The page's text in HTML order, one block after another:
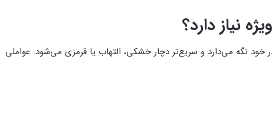
نیاز دارد؟
نگه می‌دارد و سریع‌تر دچار خشکی، التهاب یا قرمزی می‌شود. عواملی